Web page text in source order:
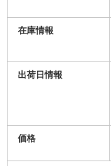
在庫情報
出荷日情報
価格